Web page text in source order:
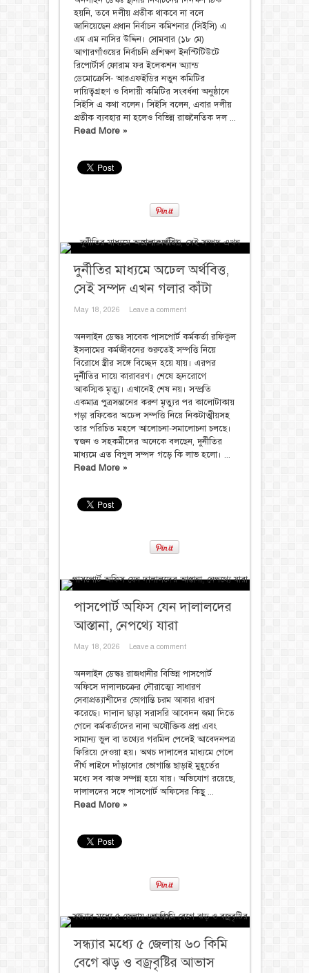
হয়নি, তবে দলীয় প্রতীক থাকবে না বলে
জানিয়েছেন প্রধান নির্বাচন কমিশনার (সিইসি) এ
এম এম নাসির উদ্দিন। সোমবার (১৮ মে)
আগারগাঁওয়ের নির্বাচনি প্রশিক্ষণ ইনস্টিটিউটে
রিপোর্টার্স ফোরাম ফর ইলেকশন অ্যান্ড
ডেমোক্রেসি- আরএফইডির নতুন কমিটির
দায়িত্বগ্রহণ ও বিদায়ী কমিটির সংবর্ধনা অনুষ্ঠানে
সিইসি এ কথা বলেন। সিইসি বলেন, এবার দলীয়
প্রতীক ব্যবহার না হলেও বিভিন্ন রাজনৈতিক দল ...
Read More »
দুর্নীতির মাধ্যমে অঢেল অর্থবিত্ত,
সেই সম্পদ এখন গলার কাঁটা
May 18, 2026 Leave a comment
অনলাইন ডেস্কঃ সাবেক পাসপোর্ট কর্মকর্তা রফিকুল
ইসলামের কর্মজীবনের শুরুতেই সম্পত্তি নিয়ে
বিরোধে স্ত্রীর সঙ্গে বিচ্ছেদ হয়ে যায়। এরপর
দুর্নীতির দায়ে কারাবরণ। শেষে হৃদরোগে
আকস্মিক মৃত্যু। এখানেই শেষ নয়। সম্প্রতি
একমাত্র পুত্রসন্তানের করুণ মৃত্যুর পর কালোটাকায়
গড়া রফিকের অঢেল সম্পত্তি নিয়ে নিকটাত্মীয়সহ
তার পরিচিত মহলে আলোচনা-সমালোচনা চলছে।
স্বজন ও সহকর্মীদের অনেকে বলছেন, দুর্নীতির
মাধ্যমে এত বিপুল সম্পদ গড়ে কি লাভ হলো। ...
Read More »
পাসপোর্ট অফিস যেন দালালদের
আস্তানা, নেপথ্যে যারা
May 18, 2026 Leave a comment
অনলাইন ডেস্কঃ রাজধানীর বিভিন্ন পাসপোর্ট
অফিসে দালালচক্রের দৌরাত্ম্যে সাধারণ
সেবাপ্রত্যাশীদের ভোগান্তি চরম আকার ধারণ
করেছে। দালাল ছাড়া সরাসরি আবেদন জমা দিতে
গেলে কর্মকর্তাদের নানা অযৌক্তিক প্রশ্ন এবং
সামান্য ভুল বা তথ্যের গরমিল পেলেই আবেদনপত্র
ফিরিয়ে দেওয়া হয়। অথচ দালালের মাধ্যমে গেলে
দীর্ঘ লাইনে দাঁড়ানোর ভোগান্তি ছাড়াই মুহূর্তের
মধ্যে সব কাজ সম্পন্ন হয়ে যায়। অভিযোগ রয়েছে,
দালালদের সঙ্গে পাসপোর্ট অফিসের কিছু ...
Read More »
সন্ধ্যার মধ্যে ৫ জেলায় ৬০ কিমি
বেগে ঝড় ও বজ্রবৃষ্টির আভাস